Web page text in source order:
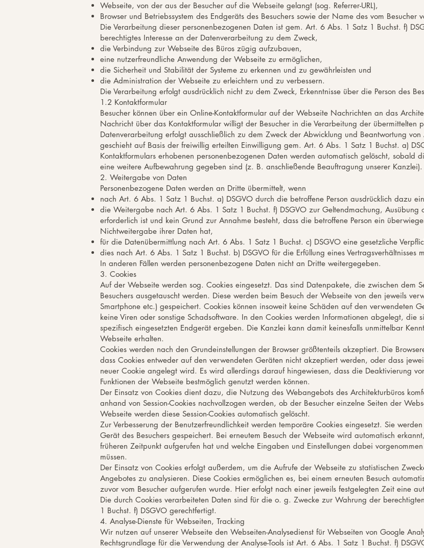
Webseite, von der aus der Besucher auf die Webseite gelangt (sog. Referrer-URL),
Browser und Betriebssystem des Endgeräts des Besuchers sowie der Name des vom Besucher
Die Verarbeitung dieser personenbezogenen Daten ist gem. Art. 6 Abs. 1 Satz 1 Buchst. f)
berechtigtes Interesse an der Datenverarbeitung zu dem Zweck,
die Verbindung zur Webseite des Büros zügig aufzubauen,
eine nutzerfreundliche Anwendung der Webseite zu ermöglichen,
die Sicherheit und Stabilität der Systeme zu erkennen und zu gewährleisten und
die Administration der Webseite zu erleichtern und zu verbessern.
Die Verarbeitung erfolgt ausdrücklich nicht zu dem Zweck, Erkenntnisse über die Person des
1.2 Kontaktformular
Besucher können über ein Online-Kontaktformular auf der Webseite Nachrichten an das
Nachricht über das Kontaktformular willigt der Besucher in die Verarbeitung der übermittelten
Datenverarbeitung erfolgt ausschließlich zu dem Zweck der Abwicklung und Beantwortung
geschieht auf Basis der freiwillig erteilten Einwilligung gem. Art. 6 Abs. 1 Satz 1 Buchst. a)
Kontaktformulars erhobenen personenbezogenen Daten werden automatisch gelöscht,
eine weitere Aufbewahrung gegeben sind (z. B. anschließende Beauftragung unserer Kanzlei).
2. Weitergabe von Daten
Personenbezogene Daten werden an Dritte übermittelt, wenn
nach Art. 6 Abs. 1 Satz 1 Buchst. a) DSGVO durch die betroffene Person ausdrücklich dazu
die Weitergabe nach Art. 6 Abs. 1 Satz 1 Buchst. f) DSGVO zur Geltendmachung, Ausübung
erforderlich ist und kein Grund zur Annahme besteht, dass die betroffene Person ein
Nichtweitergabe ihrer Daten hat,
für die Datenübermittlung nach Art. 6 Abs. 1 Satz 1 Buchst. c) DSGVO eine gesetzliche
dies nach Art. 6 Abs. 1 Satz 1 Buchst. b) DSGVO für die Erfüllung eines Vertragsverhältnisses
In anderen Fällen werden personenbezogene Daten nicht an Dritte weitergegeben.
3. Cookies
Auf der Webseite werden sog. Cookies eingesetzt. Das sind Datenpakete, die zwischen dem
Besuchers ausgetauscht werden. Diese werden beim Besuch der Webseite von den jeweils
Smartphone etc.) gespeichert. Cookies können insoweit keine Schäden auf den verwendeten
keine Viren oder sonstige Schadsoftware. In den Cookies werden Informationen abgelegt, die
spezifisch eingesetzten Endgerät ergeben. Die Kanzlei kann damit keinesfalls unmittelbar
Webseite erhalten.
Cookies werden nach den Grundeinstellungen der Browser größtenteils akzeptiert. Die
dass Cookies entweder auf den verwendeten Geräten nicht akzeptiert werden, oder dass
neuer Cookie angelegt wird. Es wird allerdings darauf hingewiesen, dass die Deaktivierung
Funktionen der Webseite bestmöglich genutzt werden können.
Der Einsatz von Cookies dient dazu, die Nutzung des Webangebots des Architekturbüros
anhand von Session-Cookies nachvollzogen werden, ob der Besucher einzelne Seiten der
Webseite werden diese Session-Cookies automatisch gelöscht.
Zur Verbesserung der Benutzerfreundlichkeit werden temporäre Cookies eingesetzt. Sie
Gerät des Besuchers gespeichert. Bei erneutem Besuch der Webseite wird automatisch
früheren Zeitpunkt aufgerufen hat und welche Eingaben und Einstellungen dabei
müssen.
Der Einsatz von Cookies erfolgt außerdem, um die Aufrufe der Webseite zu statistischen
Angebotes zu analysieren. Diese Cookies ermöglichen es, bei einem erneuten Besuch
zuvor vom Besucher aufgerufen wurde. Hier erfolgt nach einer jeweils festgelegten Zeit eine
Die durch Cookies verarbeiteten Daten sind für die o. g. Zwecke zur Wahrung der
1 Buchst. f) DSGVO gerechtfertigt.
4. Analyse-Dienste für Webseiten, Tracking
Wir nutzen auf unserer Webseite den Webseiten-Analysedienst für Webseiten von Google
Rechtsgrundlage für die Verwendung der Analyse-Tools ist Art. 6 Abs. 1 Satz 1 Buchst. f)